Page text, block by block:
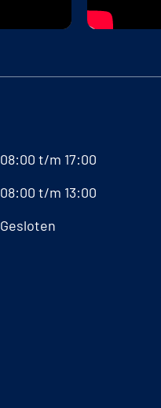
08:00 t/m 17:00
08:00 t/m 13:00
Gesloten